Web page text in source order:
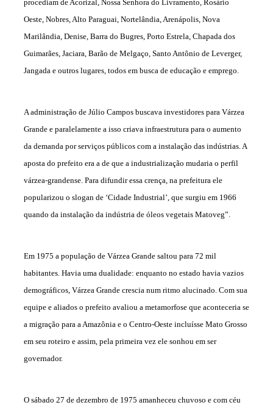
procediam de Acorizal, Nossa Senhora do Livramento, Rosário
Oeste, Nobres, Alto Paraguai, Nortelândia, Arenápolis, Nova
Marilândia, Denise, Barra do Bugres, Porto Estrela, Chapada dos
Guimarães, Jaciara, Barão de Melgaço, Santo Antônio de Leverger,
Jangada e outros lugares, todos em busca de educação e emprego.
A administração de Júlio Campos buscava investidores para Várzea
Grande e paralelamente a isso criava infraestrutura para o aumento
da demanda por serviços públicos com a instalação das indústrias. A
aposta do prefeito era a de que a industrialização mudaria o perfil
várzea-grandense. Para difundir essa crença, na prefeitura ele
popularizou o slogan de ‘Cidade Industrial’, que surgiu em 1966
quando da instalação da indústria de óleos vegetais Matoveg”.
Em 1975 a população de Várzea Grande saltou para 72 mil
habitantes. Havia uma dualidade: enquanto no estado havia vazios
demográficos, Várzea Grande crescia num ritmo alucinado. Com sua
equipe e aliados o prefeito avaliou a metamorfose que aconteceria se
a migração para a Amazônia e o Centro-Oeste incluísse Mato Grosso
em seu roteiro e assim, pela primeira vez ele sonhou em ser
governador.
O sábado 27 de dezembro de 1975 amanheceu chuvoso e com céu